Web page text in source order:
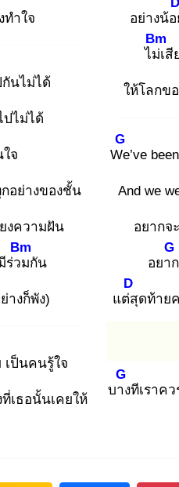
ำใจ
นไม่ได้
ปไม่ได้
ใจ
อย่างของชั้น
งความฝัน
ร่วม
Bm
กัน
างก็พัง)
ป็นคนรู้ใจ
เธอนั้นเคยให้
อย่างน้อ
ไม่เ
Bm
สี
ให้โลกข
We
G
’ve
And we
อยากจ
อยาก
G
แต่สุ
D
ดท้าย
บาง
G
ทีเราค